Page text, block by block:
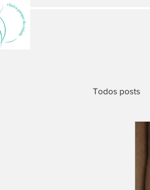
Todos posts